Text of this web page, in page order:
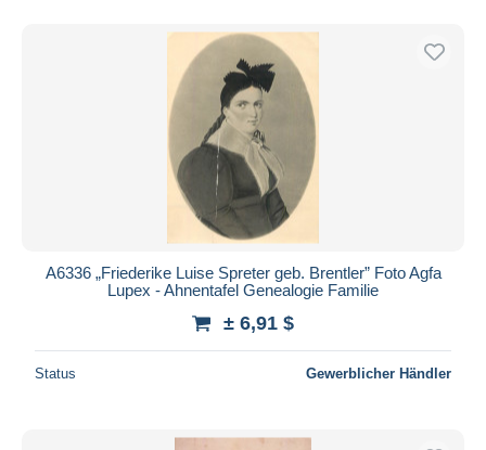
A6336 „Friederike Luise Spreter geb. Brentler” Foto Agfa
Lupex - Ahnentafel Genealogie Familie
± 6,91 $
Status Gewerblicher Händler